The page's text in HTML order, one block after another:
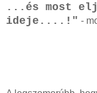
...és most
ideje....!" -